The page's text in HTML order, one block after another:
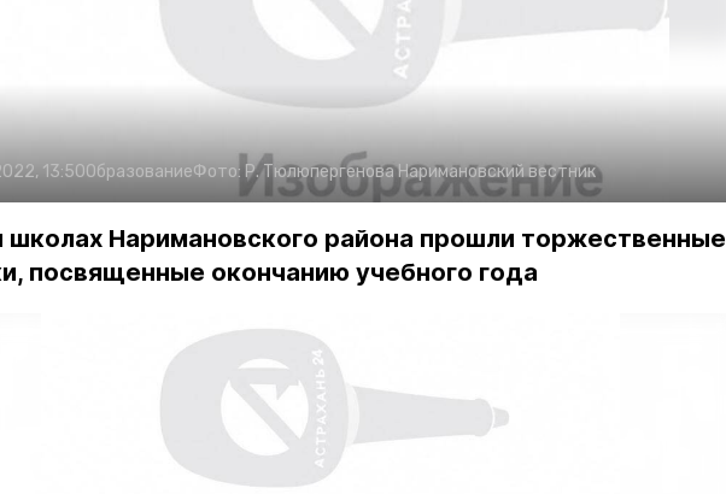
13:50ОбразованиеФото: Р. ТюлюпергеноваНаримановский вестник
школах Наримановского района прошли торжественные
посвященные окончанию учебного года